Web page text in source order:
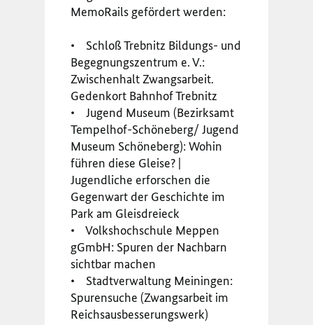
MemoRails gefördert werden:
• Schloß Trebnitz Bildungs- und
Begegnungszentrum e. V.:
Zwischenhalt Zwangsarbeit.
Gedenkort Bahnhof Trebnitz
• Jugend Museum (Bezirksamt
Tempelhof-Schöneberg/ Jugend
Museum Schöneberg): Wohin
führen diese Gleise? |
Jugendliche erforschen die
Gegenwart der Geschichte im
Park am Gleisdreieck
• Volkshochschule Meppen
gGmbH: Spuren der Nachbarn
sichtbar machen
• Stadtverwaltung Meiningen:
Spurensuche (Zwangsarbeit im
Reichsausbesserungswerk)